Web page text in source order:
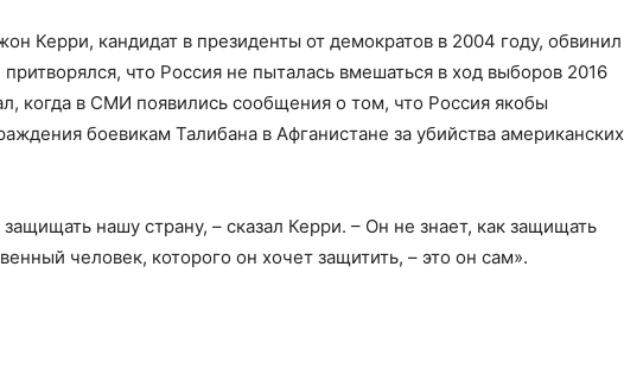
Керри, кандидат в президенты от демократов в 2004 году, обвинил
что Россия не пыталась вмешаться в ход выборов 2016
когда в СМИ появились сообщения о том, что Россия якобы
боевикам Талибана в Афганистане за убийства американских
защищать нашу страну, – сказал Керри. – Он не знает, как защищать
человек, которого он хочет защитить, – это он сам».